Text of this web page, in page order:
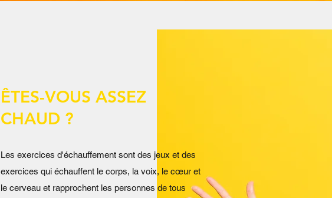
ÊTES-VOUS ASSEZ
CHAUD ?
Les exercices d'échauffement sont des jeux et des
exercices qui échauffent le corps, la voix, le cœur et
le cerveau et rapprochent les personnes de tous